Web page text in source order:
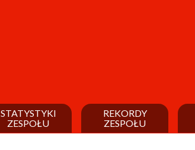
STATYSTYKI
ZESPOŁU
REKORDY
ZESPOŁU